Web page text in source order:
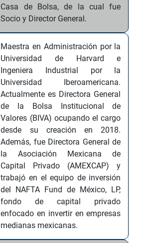
Casa de Bolsa, de la cual fue
Socio y Director General.
Maestra en Administración por la
Universidad de Harvard e
Ingeniera Industrial por la
Universidad Iberoamericana.
Actualmente es Directora General
de la Bolsa Institucional de
Valores (BIVA) ocupando el cargo
desde su creación en 2018.
Además, fue Directora General de
la Asociación Mexicana de
Capital Privado (AMEXCAP) y
trabajó en el equipo de inversión
del NAFTA Fund de México, LP,
fondo de capital privado
enfocado en invertir en empresas
medianas mexicanas.